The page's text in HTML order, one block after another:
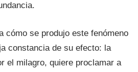
cómo se produjo este fenómeno
constancia de su efecto: la
el milagro, quiere proclamar a